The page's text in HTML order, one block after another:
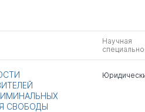
Научная
СВОБОДЫ